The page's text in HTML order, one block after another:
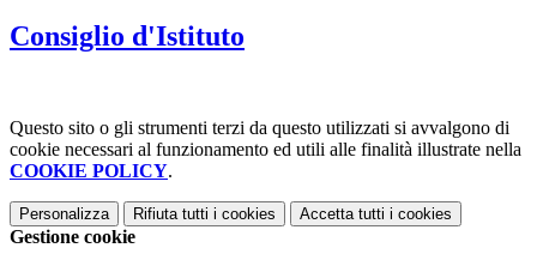
Consiglio d'Istituto
Questo sito o gli strumenti terzi da questo utilizzati si avvalgono di
cookie necessari al funzionamento ed utili alle finalità illustrate nella
COOKIE POLICY.
Personalizza Rifiuta tutti i cookies Accetta tutti i cookies
Gestione cookie